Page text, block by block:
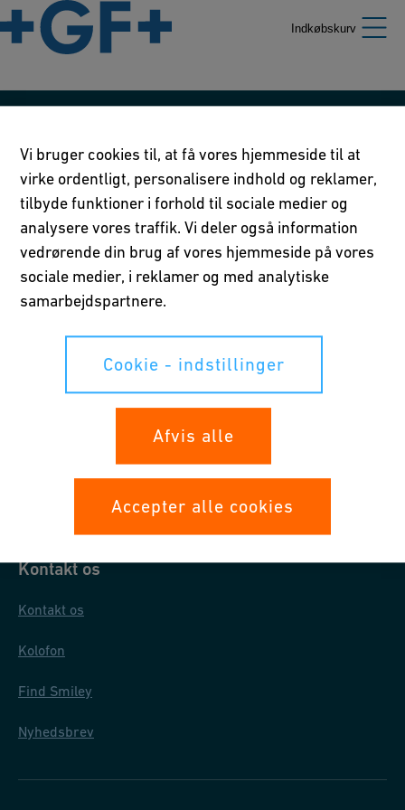
Indkøbskurv
Brugsvilkår
Privatlivserklæring
Cookie - indstillinger
Whistleblowing
Databeskyttelse
Kontakt os
Kontakt os
Kolofon
Find Smiley
Nyhedsbrev
Vi bruger cookies til, at få vores hjemmeside til at
virke ordentligt, personalisere indhold og reklamer,
tilbyde funktioner i forhold til sociale medier og
analysere vores traffik. Vi deler også information
vedrørende din brug af vores hjemmeside på vores
sociale medier, i reklamer og med analytiske
samarbejdspartnere.
Cookie - indstillinger
Afvis alle
Accepter alle cookies